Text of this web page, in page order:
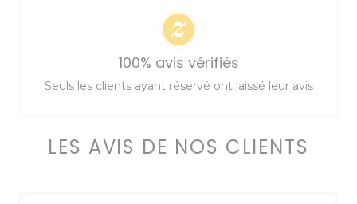
LES AVIS DE NOS CLIENTS
100% avis vérifiés
Seuls les clients ayant réservé ont laissé leur avis